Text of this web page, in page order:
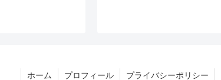
ホーム プロフィール プライバシーポリシー